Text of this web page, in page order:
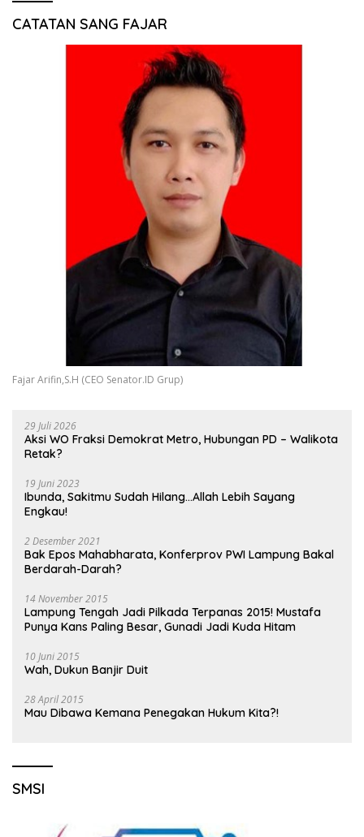
CATATAN SANG FAJAR
Fajar Arifin,S.H (CEO Senator.ID Grup)
29 Juli 2026
Aksi WO Fraksi Demokrat Metro, Hubungan PD – Walikota
Retak?
19 Juni 2023
Ibunda, Sakitmu Sudah Hilang…Allah Lebih Sayang
Engkau!
2 Desember 2021
Bak Epos Mahabharata, Konferprov PWI Lampung Bakal
Berdarah-Darah?
14 November 2015
Lampung Tengah Jadi Pilkada Terpanas 2015! Mustafa
Punya Kans Paling Besar, Gunadi Jadi Kuda Hitam
10 Juni 2015
Wah, Dukun Banjir Duit
28 April 2015
Mau Dibawa Kemana Penegakan Hukum Kita?!
SMSI